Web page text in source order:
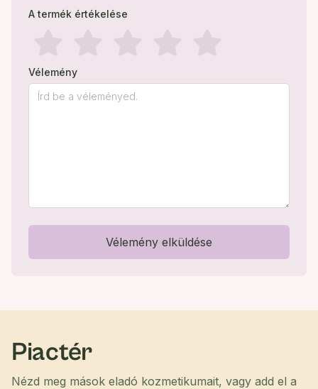
A termék értékelése
Vélemény
Vélemény elküldése
Piactér
Nézd meg mások eladó kozmetikumait, vagy add el a